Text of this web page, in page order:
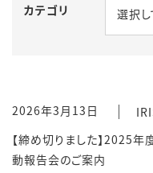
カテゴリ 選択し
2026年3月13日
【締め切りました】2025
動報告会のご案内